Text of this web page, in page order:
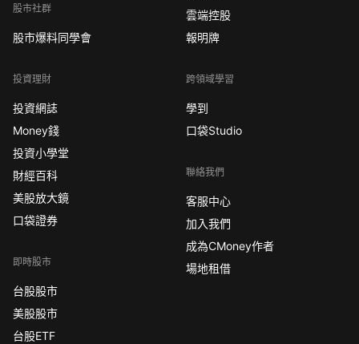
股市社群
股市爆料同學會
投資理財
投資網誌
Money錢
投資小學堂
財經百科
美股放大鏡
口袋證券
即時股市
台股股市
美股股市
台股ETF
雲端控股
報明牌
跨領域學習
學到
口袋Studio
聯絡我們
客服中心
加入我們
成為CMoney作者
場地租借